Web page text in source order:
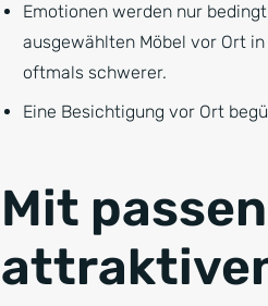
Emotionen werden nur
ausgewählten Möbel vor Ort
oftmals schwerer.
Eine Besichtigung vor Ort
Mit